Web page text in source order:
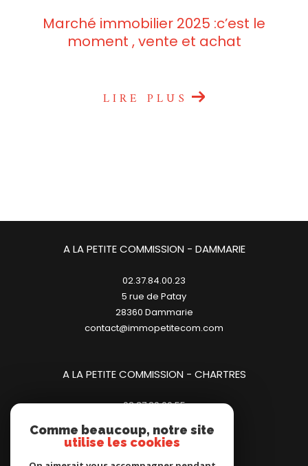
Marché immobilier 2025 :c’est le
moment , vente et achat
LIRE PLUS
A LA PETITE COMMISSION - CHARTRES
02.37.20.00.55
28000 chartres
A LA PETITE COMMISSION - DAMMARIE
02.37.84.00.23
5 rue de Patay
28360
dammarie
contact@immopetitecom.com
Comme beaucoup, notre site
utilise les cookies